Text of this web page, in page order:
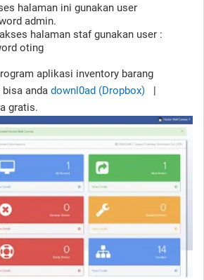
halaman ini gunakan user
admin.
halaman staf gunakan user :
oting
aplikasi inventory barang
anda downl0ad (Dropbox)
|
gratis.